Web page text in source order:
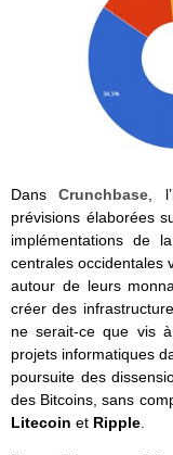
DansCrunchbase ,
prévisions élaborées
implémentations de
centrales occidentales
autour de leurs
créer des
ne serait-ce que vis
projets informatiques
poursuite des
des Bitcoins, sans
Litecoin et Ripple